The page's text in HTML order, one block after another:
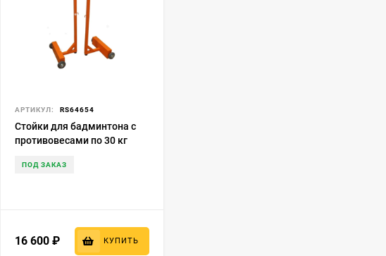
АРТИКУЛ: RS64654
Стойки для бадминтона с
противовесами по 30 кг
ПОД ЗАКАЗ
16 600 КУПИТЬ